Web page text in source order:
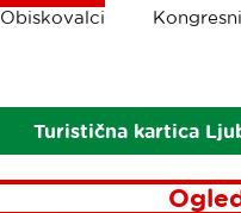
Obiskovalci
Turistična kartica
Drobtinice